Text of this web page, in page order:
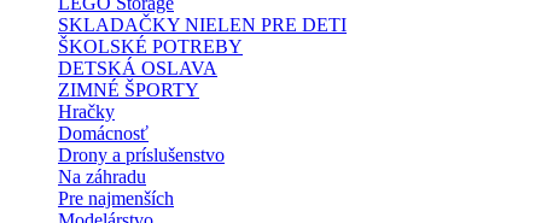
SKLADAČKY NIELEN PRE DETI
ŠKOLSKÉ POTREBY
DETSKÁ OSLAVA
ZIMNÉ ŠPORTY
Hračky
Domácnosť
Drony a príslušenstvo
Na záhradu
Pre najmenších